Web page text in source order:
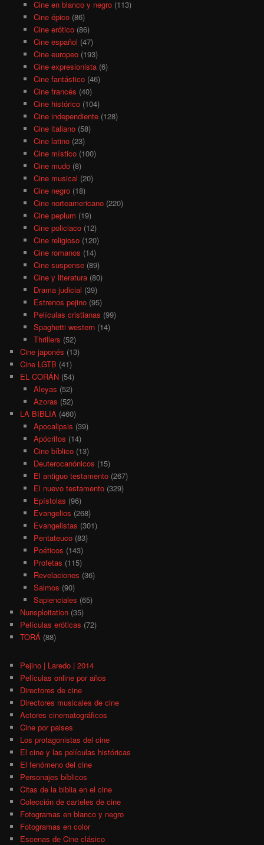
Cine en blanco y negro(113)
Cine épico(86)
Cine erótico(86)
Cine español (47)
Cine europeo(193)
Cine expresionista(6)
Cine fantástico(46)
Cine francés (40)
Cine histórico(104)
Cine independiente(128)
Cine italiano(58)
Cine latino(23)
Cine místico(100)
Cine mudo(8)
Cine musical (20)
Cine negro(18)
Cine norteamericano(220)
Cine peplum (19)
Cine policiaco(12)
Cine religioso(120)
Cine romanos (14)
Cine suspense(89)
Cine y literatura(80)
Drama judicial (39)
Estrenos pejino(95)
Películas cristianas (99)
Spaghetti western(14)
Thrillers (52)
Cine japonés (13)
Cine LGTB (41)
EL CORÁN (54)
Aleyas (52)
Azoras (52)
LA BIBLIA (460)
Apocalipsis (39)
Apócrifos (14)
Cine bíblico(13)
Deuterocanónicos (15)
El antiguo testamento(267)
El nuevo testamento(329)
Epístolas (96)
Evangelios (268)
Evangelistas (301)
Pentateuco(83)
Poéticos (143)
Profetas (115)
Revelaciones (36)
Salmos (90)
Sapienciales (65)
Nunsploitation (35)
Películas eróticas (72)
TORÁ (88)
Pejino | Laredo | 2014
Películas online por años
Directores de cine
Directores musicales de cine
Actores cinematográficos
Cine por paises
Los protagonistas del cine
El cine y las películas históricas
El fenómeno del cine
Personajes bíblicos
Citas de la biblia en el cine
Colección de carteles de cine
Fotogramas en blanco y negro
Fotogramas en color
Escenas de Cine clásico